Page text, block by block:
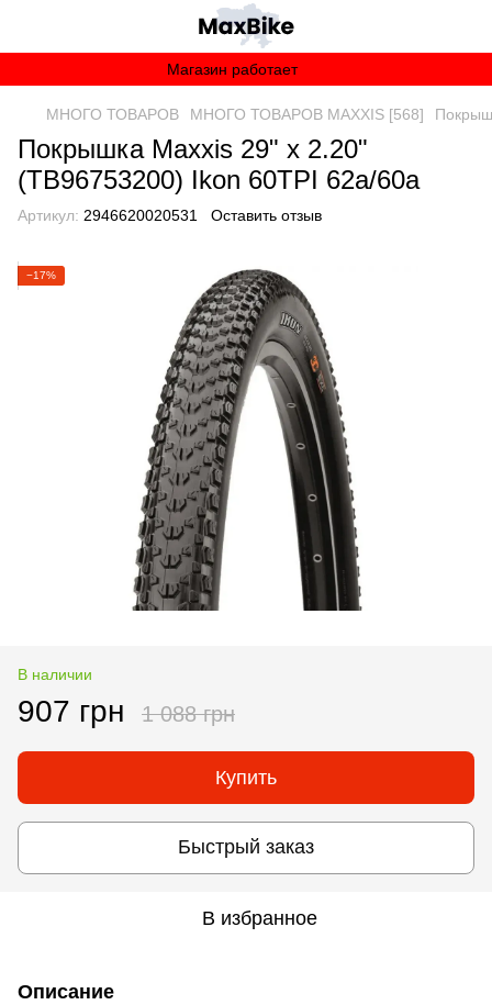
Магазин работает
МНОГО ТОВАРОВ МНОГО ТОВАРОВ MAXXIS [568]
Покрышка Maxxis 29" x 2.20"
(TB96753200) Ikon 60TPI 62a/60a
Артикул: 2946620020531 Оставить отзыв
−17%
В наличии
907 грн 1 088 грн
Купить
Быстрый заказ
В избранное
Описание